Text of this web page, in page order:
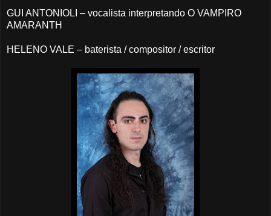
GUI ANTONIOLI – vocalista interpretando O VAMPIRO
AMARANTH
HELENO VALE – baterista / compositor / escritor